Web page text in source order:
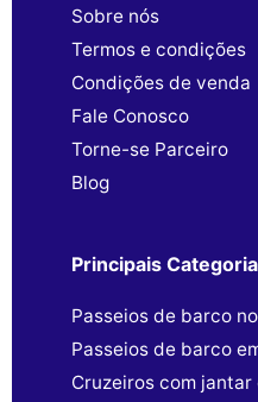
Sobre nós
Termos e condições
Condições de venda
Fale Conosco
Torne-se Parceiro
Blog
Principais
Passeios de barco
Passeios de barco
Cruzeiros com jantar